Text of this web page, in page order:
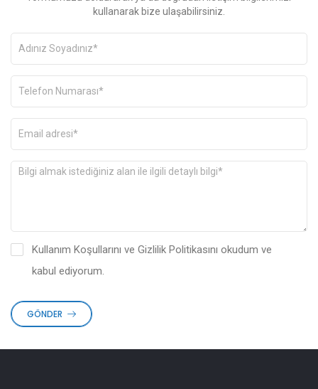
kullanarak bize ulaşabilirsiniz.
Kullanım Koşullarını ve Gizlilik Politikasını okudum ve
kabul ediyorum.
GÖNDER